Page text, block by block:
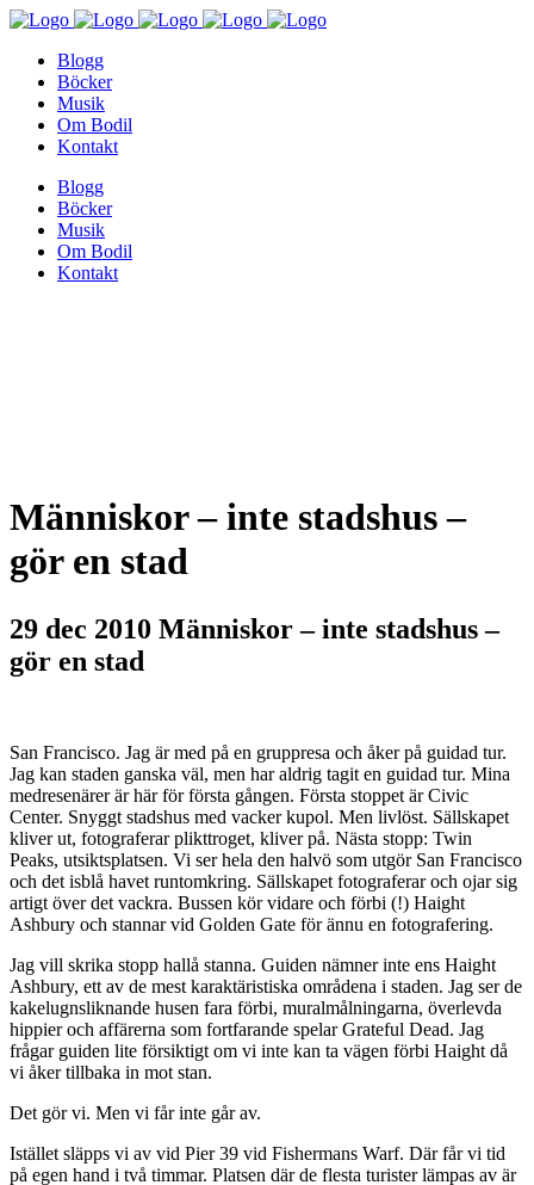
Blogg
Böcker
Musik
Om Bodil
Kontakt
Blogg
Böcker
Musik
Om Bodil
Kontakt
Människor – inte stadshus –
gör en stad
29 dec 2010 Människor – inte stadshus –
gör en stad
San Francisco. Jag är med på en gruppresa och åker på guidad tur.
Jag kan staden ganska väl, men har aldrig tagit en guidad tur. Mina
medresenärer är här för första gången. Första stoppet är Civic
Center. Snyggt stadshus med vacker kupol. Men livlöst. Sällskapet
kliver ut, fotograferar plikttroget, kliver på. Nästa stopp: Twin
Peaks, utsiktsplatsen. Vi ser hela den halvö som utgör San Francisco
och det isblå havet runtomkring. Sällskapet fotograferar och ojar sig
artigt över det vackra. Bussen kör vidare och förbi (!) Haight
Ashbury och stannar vid Golden Gate för ännu en fotografering.
Jag vill skrika stopp hallå stanna. Guiden nämner inte ens Haight
Ashbury, ett av de mest karaktäristiska områdena i staden. Jag ser de
kakelugnsliknande husen fara förbi, muralmålningarna, överlevda
hippier och affärerna som fortfarande spelar Grateful Dead. Jag
frågar guiden lite försiktigt om vi inte kan ta vägen förbi Haight då
vi åker tillbaka in mot stan.
Det gör vi. Men vi får inte går av.
Istället släpps vi av vid Pier 39 vid Fishermans Warf. Där får vi tid
på egen hand i två timmar. Platsen där de flesta turister lämpas av är